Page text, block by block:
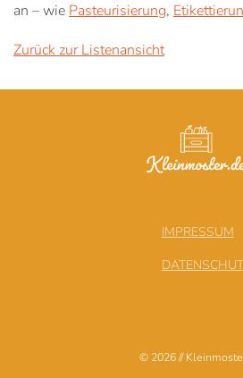
an – wie Pasteurisierung,
Zurück zur Listenansicht
IMPRESSUM
© 2026 //